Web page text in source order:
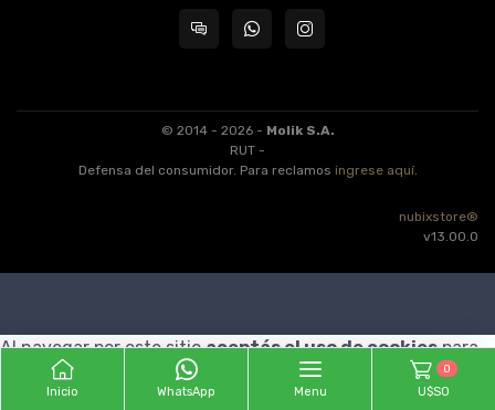
© 2014 - 2026 - Molik S.A.
RUT -
Defensa del consumidor. Para reclamos ingrese aquí.
nubixstore®
v13.00.0
Inicio WhatsApp Menu
0
U$S0
Al navegar por este sitioaceptás el uso de cookiespara
agilizar tu experiencia de compra.
ENTENDIDO